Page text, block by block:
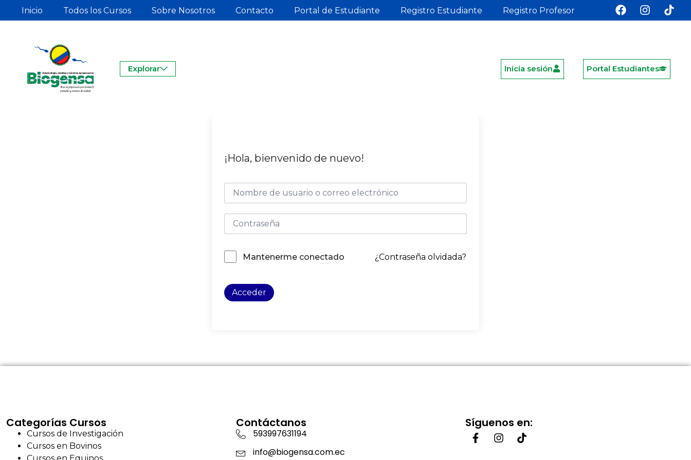
Inicio Todos los Cursos Sobre Nosotros Contacto Portal de Estudiante Registro Estudiante Registro Profesor
Explorar Inicia sesión Portal Estudiantes
¡Hola, bienvenido de nuevo!
Mantenerme conectado ¿Contraseña olvidada?
Acceder
Categorías Cursos
Cursos de Investigación
Cursos en Bovinos
Contáctanos
593997631194
info@biogensa.com.ec
Síguenos en: